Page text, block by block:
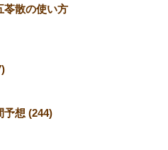
苓散の使い方
予想 (244)